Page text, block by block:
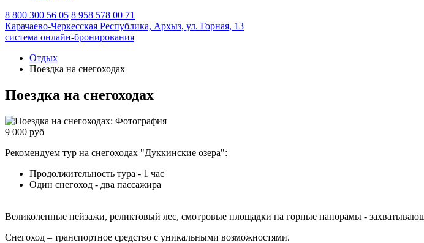
8 800 300 56 05 8 958 578 00 71
Карачаево-Черкесская Республика, Архыз, ул. Горная, 13
система онлайн-бронирования
Отдых
Поездка на снегоходах
Поездка на снегоходах
9 000 руб
Рекомендуем тур на снегоходах "Дуккинские озера":
Продолжительность тура - 1 час
Один снегоход - два пассажира
Великолепные пейзажи, реликтовый лес, смотровые площадки на горные панорамы -
Снегоход – транспортное средство с уникальными возможностями.